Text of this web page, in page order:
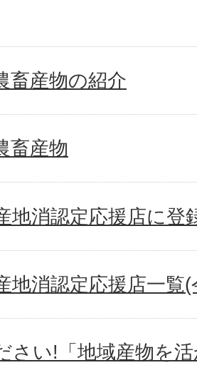
畜産物の紹介
畜産物
地消認定応援店に登
地消認定応援店一覧
さい!「地域産物を